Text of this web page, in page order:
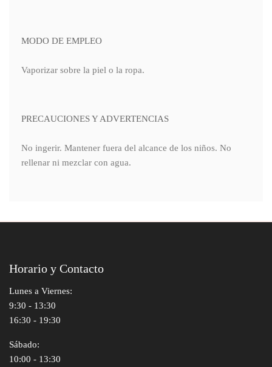
MODO DE EMPLEO
Vaporizar sobre la piel o la ropa.
PRECAUCIONES Y ADVERTENCIAS
No ingerir. Mantener fuera del alcance de los niños. No
rellenar ni mezclar con agua.
Horario y Contacto
Lunes a Viernes:
9:30 - 13:30
16:30 - 19:30
Sábado:
10:00 - 13:30